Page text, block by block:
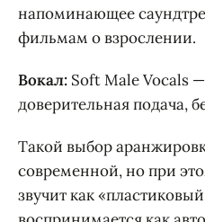
напоминающее
фильмам о взрослении.
Вокал: Soft Male Vocals
доверительная подача,
Такой выбор
современной, но при
звучит как